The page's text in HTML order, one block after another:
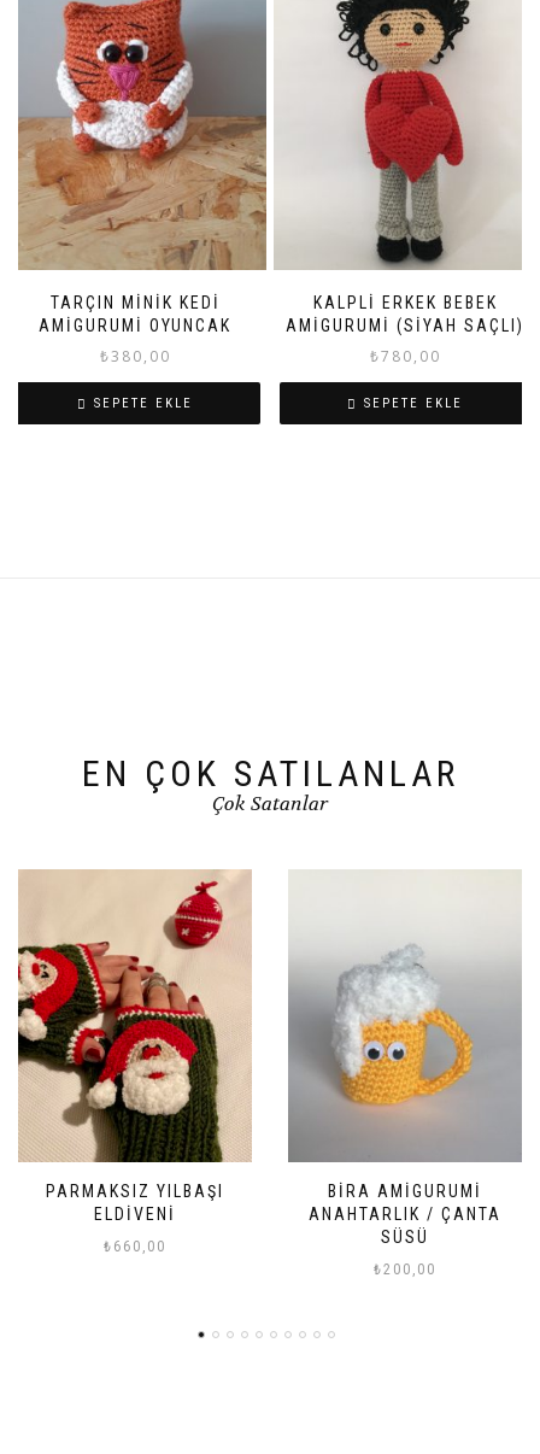
TARÇIN MINIK KEDI
AMIGURUMI OYUNCAK
₺380,00
SEPETE EKLE
KALPLI ERKEK BEBEK
AMIGURUMI (SIYAH SAÇLI)
₺780,00
SEPETE EKLE
EN ÇOK SATILANLAR
Çok Satanlar
BIRA AMIGURUMI
ANAHTARLIK / ÇANTA
TOP
₺